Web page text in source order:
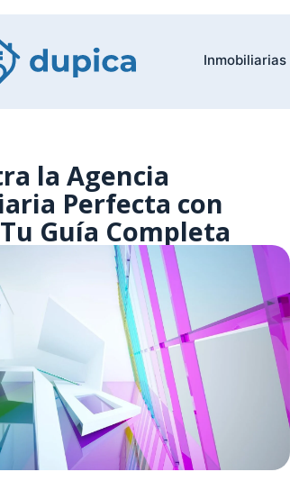
Inmobiliarias
la Agencia
Perfecta con
Guía Completa